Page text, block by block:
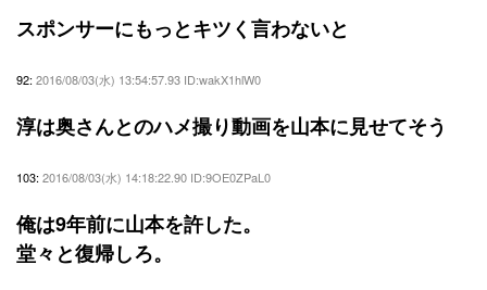
スポンサーにもっとキツく言わないと
92: 2016/08/03(水) 13:54:57.93 ID:wakX1hlW0
淳は奥さんとのハメ撮り動画を山本に見せてそう
103: 2016/08/03(水) 14:18:22.90 ID:9OE0ZPaL0
俺は9年前に山本を許した。
堂々と復帰しろ。